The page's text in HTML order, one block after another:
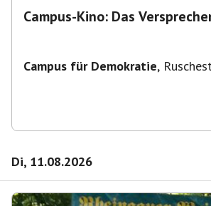
Campus-Kino: Das
Campus für Demokratie,
Di, 11.08.2026